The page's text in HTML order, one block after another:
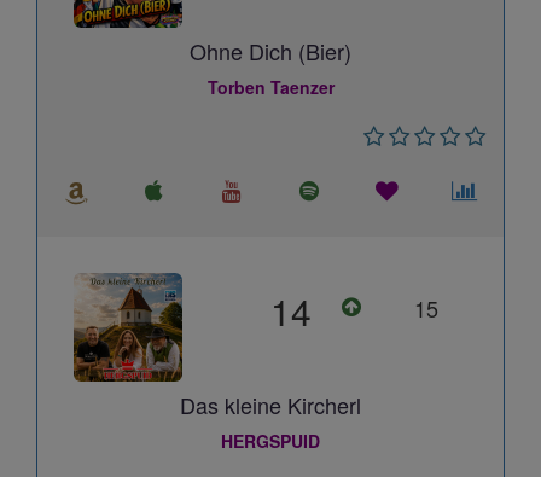
Ohne Dich (Bier)
Torben Taenzer
14 15
Das kleine Kircherl
HERGSPUID